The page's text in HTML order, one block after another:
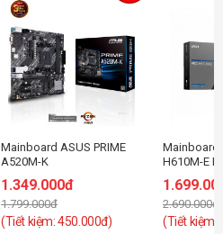
Mainboard ASUS PRIME
A520M-K
1.349.000đ
1.799.000đ
(Tiết kiệm: 450.000đ)
Mainboard
H610M-E
2.690.000đ
(Tiết kiệm: